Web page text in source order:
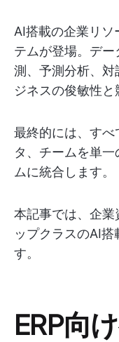
AI搭載の企業リソ
テムが登場。デ
測、予測分析、
ジネスの俊敏性と
最終的には、す
タ、チームを単
ムに統合します。
本記事では、企業
ップクラスのAI
す。
ERP向